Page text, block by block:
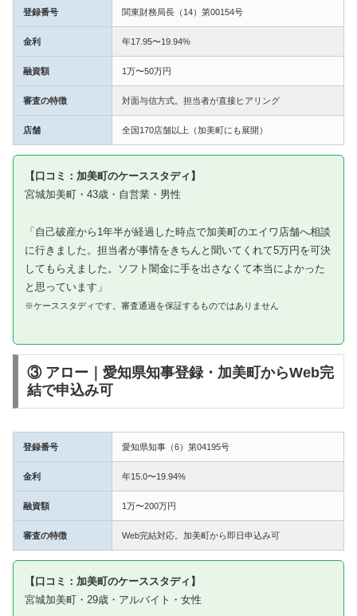
登録番号 関東財務局長（14）第00154号
金利 年17.95〜19.94%
融資額 1万〜50万円
審査の特徴 対面与信方式。担当者が直接ヒアリング
店舗 全国170店舗以上（加美町にも展開）
【口コミ：加美町のケーススタディ】
宮城加美町・43歳・自営業・男性
「自己破産から1年半が経過した時点で加美町のエイワ店舗へ相談
に行きました。担当者が事情をきちんと聞いてくれて5万円を可決
してもらえました。ソフト闇金に手を出さなくて本当によかった
と思っています」
※ケーススタディです。審査通過を保証するものではありません
③ アロー｜愛知県知事登録・加美町からWeb完
結で申込み可
登録番号 愛知県知事（6）第04195号
金利 年15.0〜19.94%
融資額 1万〜200万円
審査の特徴 Web完結対応。加美町から即日申込み可
【口コミ：加美町のケーススタディ】
宮城加美町・29歳・アルバイト・女性